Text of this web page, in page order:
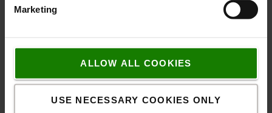
Marketing
ALLOW ALL COOKIES
USE NECESSARY COOKIES ONLY